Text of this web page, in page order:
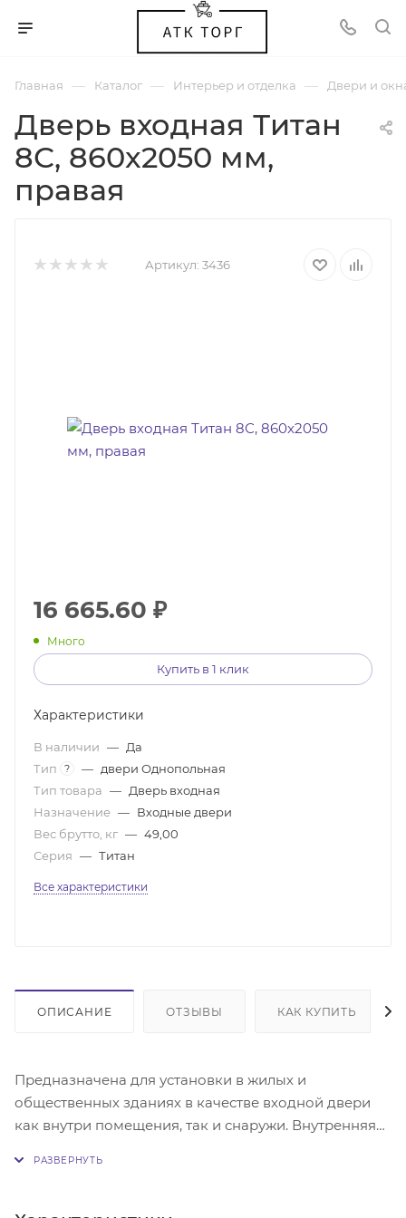
Главная — Каталог — Интерьер и отделка — Двери и
Дверь входная Титан
8С, 860x2050 мм,
правая
Артикул: 3436
16 665.60 ₽
Много
Купить в 1 клик
Характеристики
В наличии — Да
Тип
? — двери Однопольная
Тип товара — Дверь входная
Назначение — Входные двери
Вес брутто, кг — 49,00
Серия — Титан
Все характеристики
ОПИСАНИЕ ОТЗЫВЫ КАК КУПИТЬ
Предназначена для установки в жилых и
общественных зданиях в качестве входной двери
как внутри помещения, так и снаружи. Внутренняя